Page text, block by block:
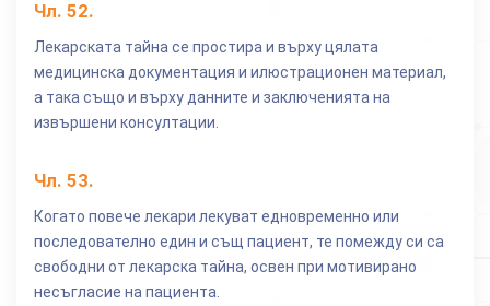
Чл. 52.
Лекарската тайна се простира и върху цялата
медицинска документация и илюстрационен материал,
а така също и върху данните и заключенията на
извършени консултации.
Чл. 53.
Когато повече лекари лекуват едновременно или
последователно един и същ пациент, те помежду си са
свободни от лекарска тайна, освен при мотивирано
несъгласие на пациента.